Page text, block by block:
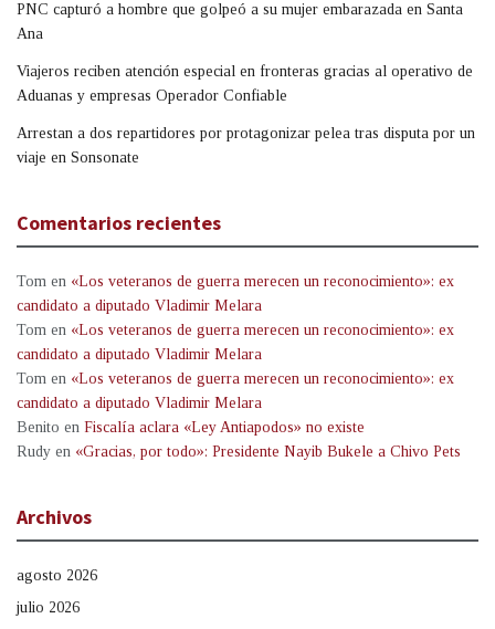
PNC capturó a hombre que golpeó a su mujer embarazada en Santa
Ana
Viajeros reciben atención especial en fronteras gracias al operativo de
Aduanas y empresas Operador Confiable
Arrestan a dos repartidores por protagonizar pelea tras disputa por un
viaje en Sonsonate
Comentarios recientes
Tom en «Los veteranos de guerra merecen un reconocimiento»: ex
candidato a diputado Vladimir Melara
Tom en «Los veteranos de guerra merecen un reconocimiento»: ex
candidato a diputado Vladimir Melara
Tom en «Los veteranos de guerra merecen un reconocimiento»: ex
candidato a diputado Vladimir Melara
Benito en Fiscalía aclara «Ley Antiapodos» no existe
Rudy en «Gracias, por todo»: Presidente Nayib Bukele a Chivo Pets
Archivos
agosto 2026
julio 2026